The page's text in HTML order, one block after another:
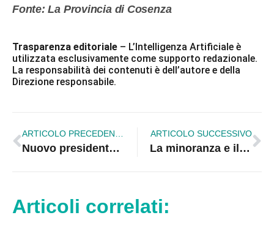
Fonte: La Provincia di Cosenza
Trasparenza editoriale – L’Intelligenza Artificiale è
utilizzata esclusivamente come supporto redazionale.
La responsabilità dei contenuti è dell’autore e della
Direzione responsabile.
ARTICOLO PRECEDENTE
Nuovo presidente al Kiwanis Club Corigliano
ARTICOLO SUCCESSIVO
La minoranza e il problema immigrati ad Amendolara
Articoli correlati: